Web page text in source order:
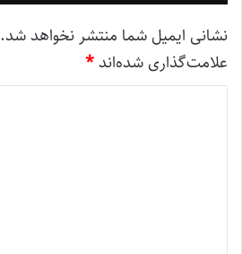
نشانی ایمیل شما منتشر نخواهد شد.
علامت‌گذاری شده‌اند *